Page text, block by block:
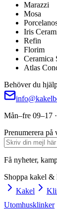
Marazzi
Mosa
Iris
Refin
Florim
Ceramica
Atlas
Behöver du
Mån–fre 09–17
Prenumerera på
Få nyheter,
Shoppa kakel
Kakel
Utomhusklinker